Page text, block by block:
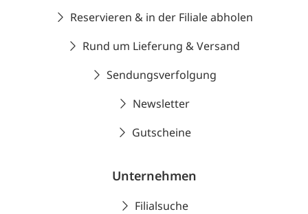
Reservieren & in der Filiale abholen
Rund um Lieferung & Versand
Sendungsverfolgung
Newsletter
Gutscheine
Unternehmen
Filialsuche